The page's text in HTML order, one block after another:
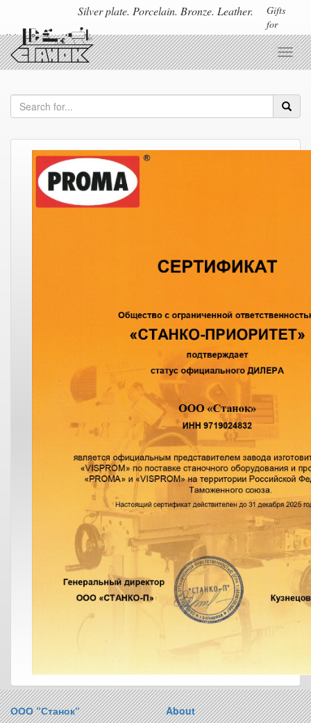
Silver plate. Porcelain. Bronze. Leather.
Gifts
for
all holidays and for all professions
ООО “Станок“
About